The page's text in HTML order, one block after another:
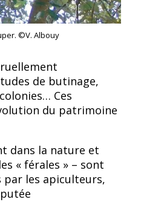
©V. Albouy
de butinage,
Ces
du patrimoine
dans la nature et
« férales » – sont
par les apiculteurs,